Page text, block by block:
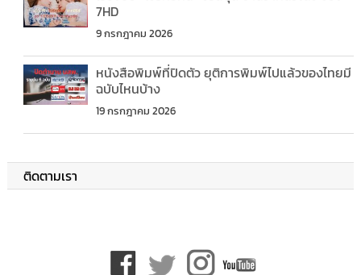
7HD
9 กรกฎาคม 2026
หนังสือพิมพ์ที่ปิดตัว ยุติการพิมพ์ไปแล้วของไทยมี
ฉบับไหนบ้าง
19 กรกฎาคม 2026
ติดตามเรา